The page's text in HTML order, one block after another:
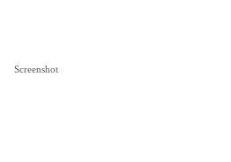
Screenshot